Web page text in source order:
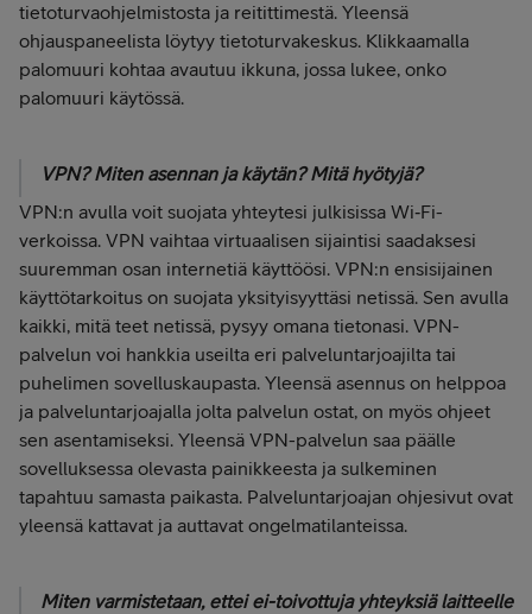
tietoturvaohjelmistosta ja reitittimestä. Yleensä
ohjauspaneelista löytyy tietoturvakeskus. Klikkaamalla
palomuuri kohtaa avautuu ikkuna, jossa lukee, onko
palomuuri käytössä.
VPN? Miten asennan ja käytän? Mitä hyötyjä?
VPN:n avulla voit suojata yhteytesi julkisissa Wi‑Fi-
verkoissa. VPN vaihtaa virtuaalisen sijaintisi saadaksesi
suuremman osan internetiä käyttöösi. VPN:n ensisijainen
käyttötarkoitus on suojata yksityisyyttäsi netissä. Sen avulla
kaikki, mitä teet netissä, pysyy omana tietonasi. VPN-
palvelun voi hankkia useilta eri palveluntarjoajilta tai
puhelimen sovelluskaupasta. Yleensä asennus on helppoa
ja palveluntarjoajalla jolta palvelun ostat, on myös ohjeet
sen asentamiseksi. Yleensä VPN-palvelun saa päälle
sovelluksessa olevasta painikkeesta ja sulkeminen
tapahtuu samasta paikasta. Palveluntarjoajan ohjesivut ovat
yleensä kattavat ja auttavat ongelmatilanteissa.
Miten varmistetaan, ettei ei-toivottuja yhteyksiä laitteelle